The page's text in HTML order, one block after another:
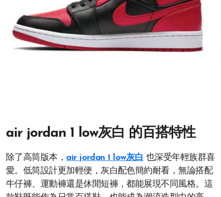
air jordan 1 low灰白 的百搭特性
除了高筒版本， air jordan 1 low灰白 也深受年輕族群喜
愛。低筒設計更加輕便，灰白配色簡約耐看，無論搭配
牛仔褲、運動褲還是休閒短褲，都能展現不同風格。這